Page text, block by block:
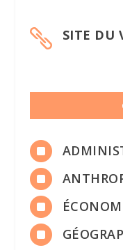
 SITE DU



